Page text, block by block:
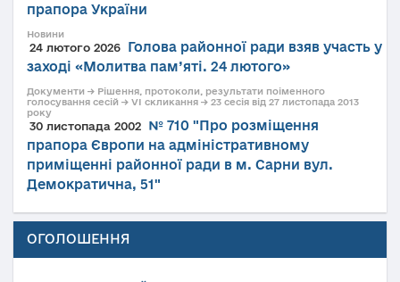
прапора України
Новини
24 лютого 2026
Голова районної ради взяв участь у
заході «Молитва пам’яті. 24 лютого»
Документи → Рішення, протоколи, результати поіменного
голосування сесій → VI скликання → 23 сесія від 27 листопада 2013
року
30 листопада 2002
№ 710 "Про розміщення
прапора Європи на адміністративному
приміщенні районної ради в м. Сарни вул.
Демократична, 51"
ОГОЛОШЕННЯ